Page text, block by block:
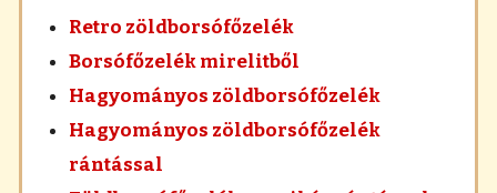
Retro zöldborsófőzelék
Borsófőzelék mirelitből
Hagyományos zöldborsófőzelék
Hagyományos zöldborsófőzelék
rántással